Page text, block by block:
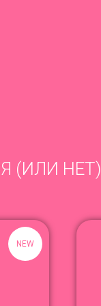
(ИЛИ НЕТ)
NEW